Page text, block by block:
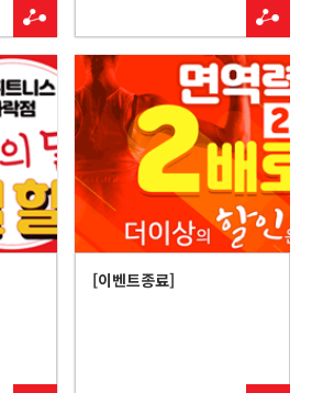
[이벤트종료]